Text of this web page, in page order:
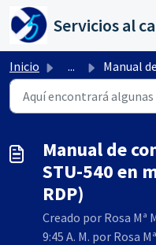
Saltar al contenido
Inicio ... Manual de configuración:
Manual de
STU-540 en
RDP)
Creado por Rosa Mª
9:45 A. M. por Rosa